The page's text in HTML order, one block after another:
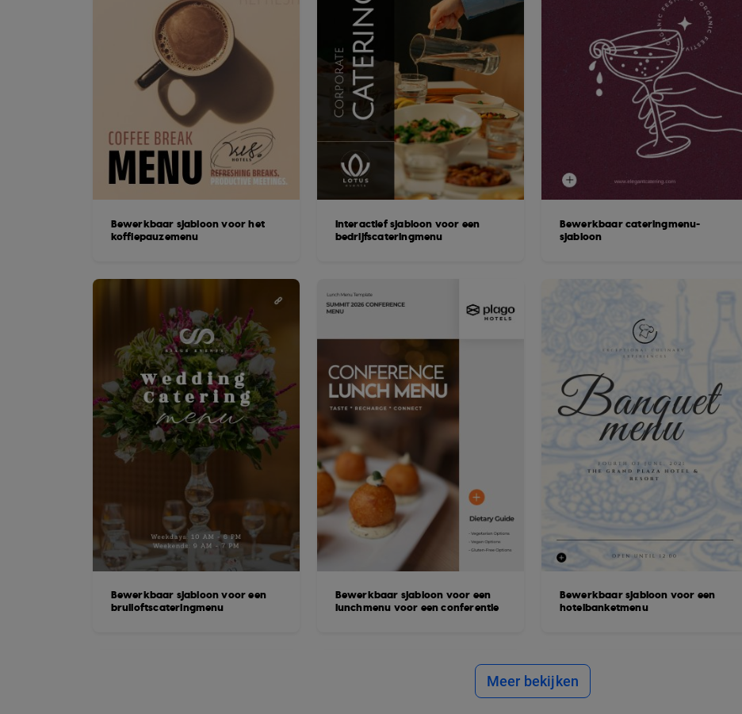
Bewerkbaar sjabloon voor het
koffiepauzemenu
Bewerkbaar sjabloon voor een
bruiloftscateringmenu
Interactief sjabloon voor een
bedrijfscateringmenu
Bewerkbaar sjabloon voor een
lunchmenu voor een conferentie
Bewerkbaar cateringmenu-
sjabloon
Bewerkbaar sjabloon voor een
hotelbanketmenu
Meer bekijken